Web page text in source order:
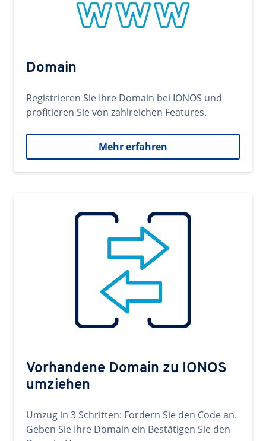
Domain
Registrieren Sie Ihre Domain bei IONOS und
profitieren Sie von zahlreichen Features.
Mehr erfahren
Vorhandene Domain zu IONOS
umziehen
Umzug in 3 Schritten: Fordern Sie den Code an.
Geben Sie Ihre Domain ein Bestätigen Sie den